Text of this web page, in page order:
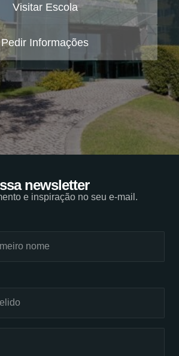
Visitar Escola
Pedir Informações
newsletter
e inspiração no seu e-mail.